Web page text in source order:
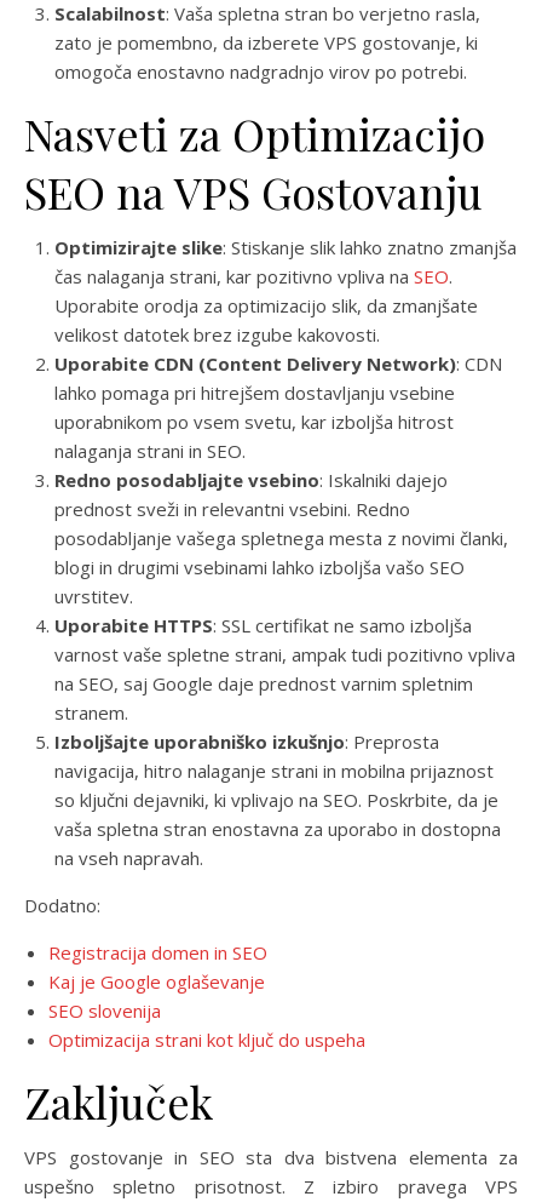
Scalabilnost: Vaša spletna stran bo verjetno rasla,
zato je pomembno, da izberete VPS gostovanje, ki
omogoča enostavno nadgradnjo virov po potrebi.
Nasveti za Optimizacijo
SEO na VPS Gostovanju
Optimizirajte slike: Stiskanje slik lahko znatno zmanjša
čas nalaganja strani, kar pozitivno vpliva na SEO.
Uporabite orodja za optimizacijo slik, da zmanjšate
velikost datotek brez izgube kakovosti.
Uporabite CDN (Content Delivery Network): CDN
lahko pomaga pri hitrejšem dostavljanju vsebine
uporabnikom po vsem svetu, kar izboljša hitrost
nalaganja strani in SEO.
Redno posodabljajte vsebino: Iskalniki dajejo
prednost sveži in relevantni vsebini. Redno
posodabljanje vašega spletnega mesta z novimi članki,
blogi in drugimi vsebinami lahko izboljša vašo SEO
uvrstitev.
Uporabite HTTPS: SSL certifikat ne samo izboljša
varnost vaše spletne strani, ampak tudi pozitivno vpliva
na SEO, saj Google daje prednost varnim spletnim
stranem.
Izboljšajte uporabniško izkušnjo: Preprosta
navigacija, hitro nalaganje strani in mobilna prijaznost
so ključni dejavniki, ki vplivajo na SEO. Poskrbite, da je
vaša spletna stran enostavna za uporabo in dostopna
na vseh napravah.
Dodatno:
Registracija domen in SEO
Kaj je Google oglaševanje
SEO slovenija
Optimizacija strani kot ključ do uspeha
Zaključek
VPS gostovanje in SEO sta dva bistvena elementa za
uspešno spletno prisotnost. Z izbiro pravega VPS